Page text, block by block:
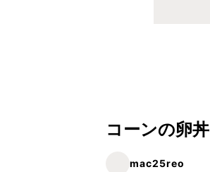
コーンの卵丼
mac25reo